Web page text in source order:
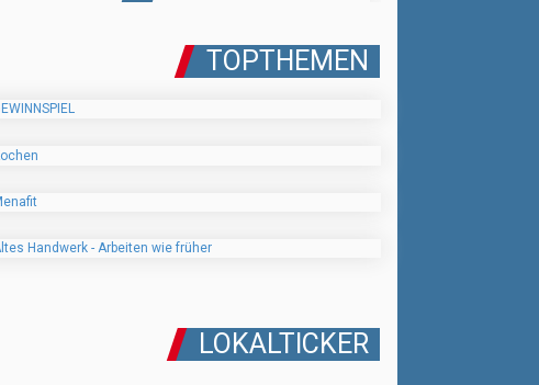
TOPTHEMEN
LOKALTICKER